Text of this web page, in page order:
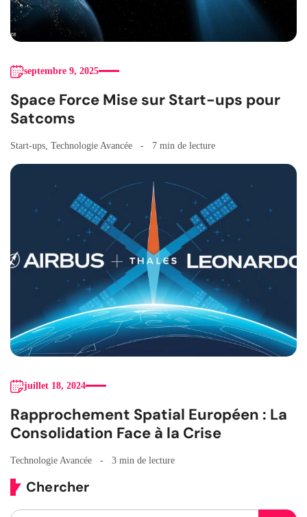
septembre 9, 2025
Space Force Mise sur Start-ups pour
Satcoms
Start-ups Technologie Avancée 7 min de lecture
juillet 18, 2024
Rapprochement Spatial Européen : La
Consolidation Face à la Crise
Technologie Avancée 3 min de lecture
Chercher